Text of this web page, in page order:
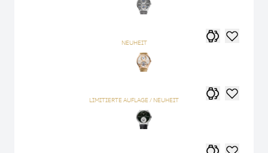
NEUHEIT
LIMITIERTE AUFLAGE / NEUHEIT